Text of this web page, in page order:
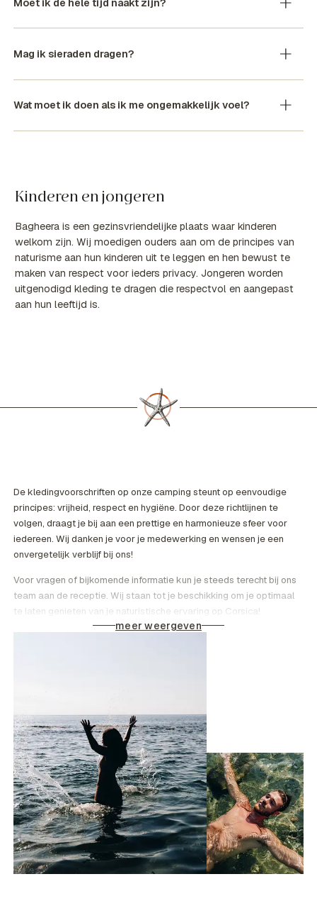
Moet ik de hele tijd naakt zijn?
Mag ik sieraden dragen?
Wat moet ik doen als ik me ongemakkelijk voel?
Kinderen en jongeren
Bagheera is een gezinsvriendelijke plaats waar kinderen
welkom zijn. Wij moedigen ouders aan om de principes van
naturisme aan hun kinderen uit te leggen en hen bewust te
maken van respect voor ieders privacy. Jongeren worden
uitgenodigd kleding te dragen die respectvol en aangepast
aan hun leeftijd is.
De kledingvoorschriften op onze camping steunt op eenvoudige
principes: vrijheid, respect en hygiëne. Door deze richtlijnen te
volgen, draagt je bij aan een prettige en harmonieuze sfeer voor
iedereen. Wij danken je voor je medewerking en wensen je een
onvergetelijk verblijf bij ons!
Voor vragen of bijkomende informatie kun je steeds terecht bij ons
team aan de receptie. Wij staan tot je beschikking om je optimaal
te laten genieten van je naturistische ervaring op Corsica!
meer weergeven